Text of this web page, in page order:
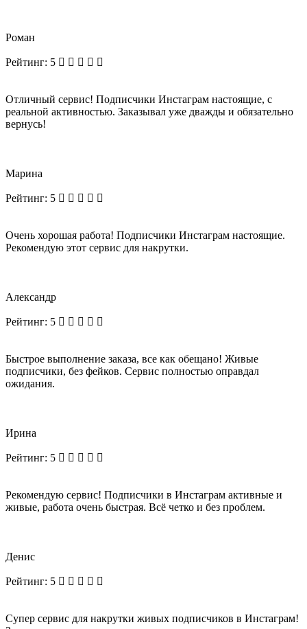
Роман
Рейтинг: 5
Отличный сервис! Подписчики Инстаграм настоящие, с
реальной активностью. Заказывал уже дважды и обязательно
вернусь!
Марина
Рейтинг: 5
Очень хорошая работа! Подписчики Инстаграм настоящие.
Рекомендую этот сервис для накрутки.
Александр
Рейтинг: 5
Быстрое выполнение заказа, все как обещано! Живые
подписчики, без фейков. Сервис полностью оправдал
ожидания.
Ирина
Рейтинг: 5
Рекомендую сервис! Подписчики в Инстаграм активные и
живые, работа очень быстрая. Всё четко и без проблем.
Денис
Рейтинг: 5
Супер сервис для накрутки живых подписчиков в Инстаграм!